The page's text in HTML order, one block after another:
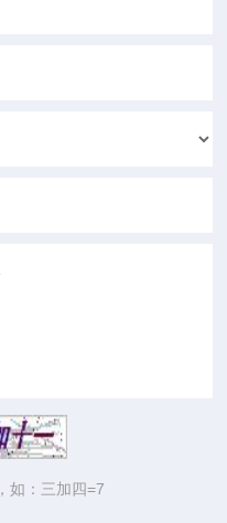
如：三加四=7